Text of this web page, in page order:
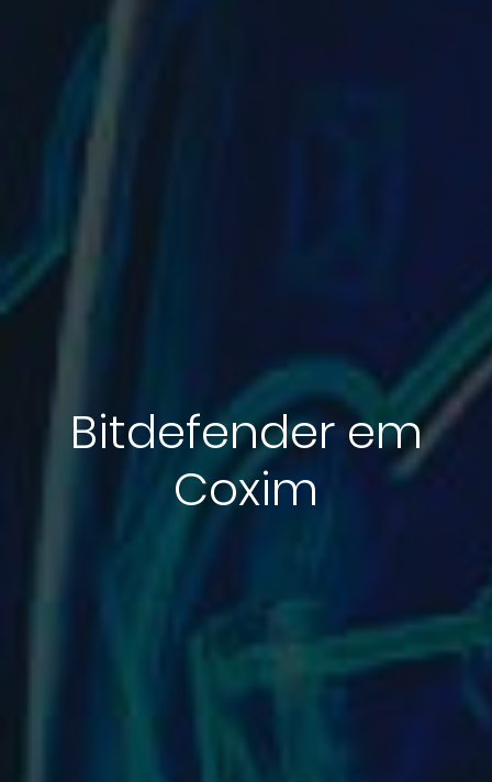
Bitdefender em
Coxim